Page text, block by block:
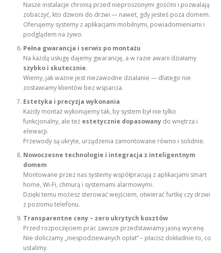
Nasze instalacje chronią przed nieproszonymi gośćmi i pozwalają
zobaczyć, kto dzwoni do drzwi — nawet, gdy jesteś poza domem.
Oferujemy systemy z aplikacjami mobilnymi, powiadomieniami i
podglądem na żywo.
Pełna gwarancja i serwis po montażu
Na każdą usługę dajemy gwarancję, a w razie awarii działamy
szybko i skutecznie.
Wiemy, jak ważne jest niezawodne działanie — dlatego nie
zostawiamy klientów bez wsparcia.
Estetyka i precyzja wykonania
Każdy montaż wykonujemy tak, by system był nie tylko
funkcjonalny, ale też estetycznie dopasowany do wnętrza i
elewacji.
Przewody są ukryte, urządzenia zamontowane równo i solidnie.
Nowoczesne technologie i integracja z inteligentnym
domem
Montowane przez nas systemy współpracują z aplikacjami smart
home, Wi-Fi, chmurą i systemami alarmowymi.
Dzięki temu możesz sterować wejściem, otwierać furtkę czy drzwi
z poziomu telefonu.
Transparentne ceny – zero ukrytych kosztów
Przed rozpoczęciem prac zawsze przedstawiamy jasną wycenę.
Nie doliczamy „niespodziewanych opłat” – płacisz dokładnie to, co
ustalimy.